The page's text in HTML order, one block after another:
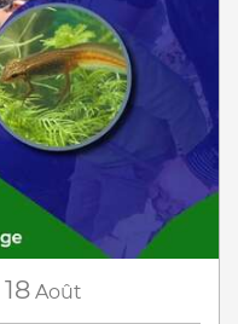
18 Août